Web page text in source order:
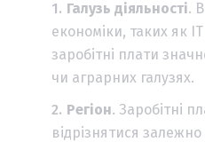
Галузь діяльності.
економіки, таких як
заробітні плати
чи аграрних галузях.
Регіон. Заробітні
відрізнятися